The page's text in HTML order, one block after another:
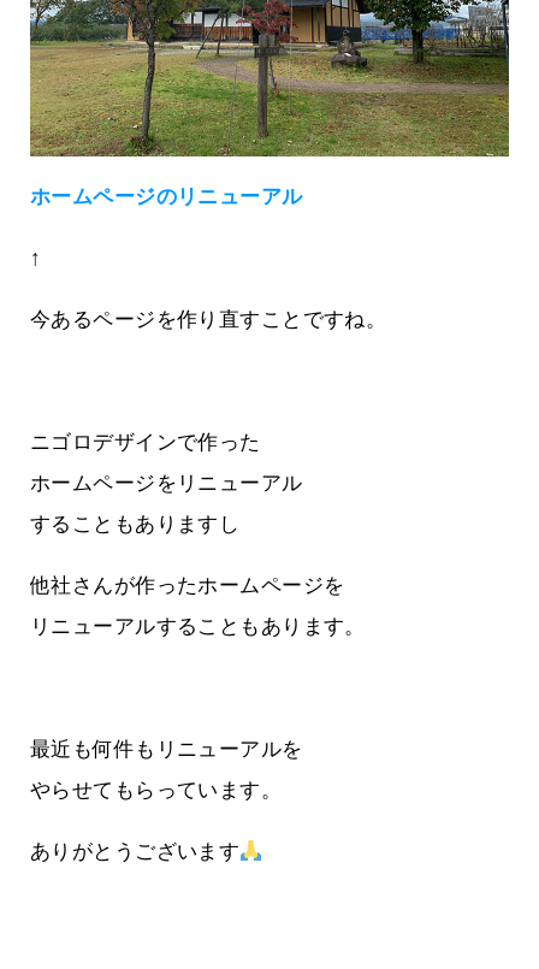
ホームページのリニューアル
↑
今あるページを作り直すことですね。
ニゴロデザインで作った
ホームページをリニューアル
することもありますし
他社さんが作ったホームページを
リニューアルすることもあります。
最近も何件もリニューアルを
やらせてもらっています。
ありがとうございます